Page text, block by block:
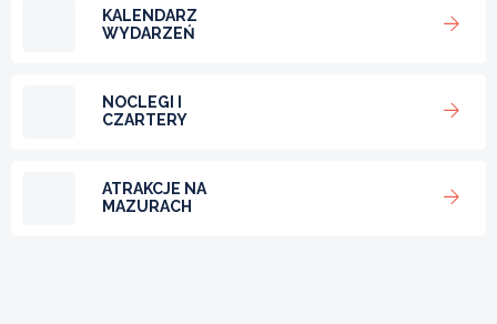
KALENDARZ
WYDARZEŃ
NOCLEGI I
CZARTERY
ATRAKCJE NA
MAZURACH